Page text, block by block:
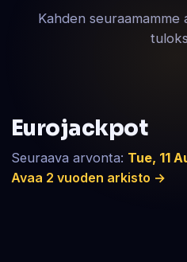
Kahden
Eurojackpot
Seuraava arvonta: Tue, 11
Avaa 2 vuoden arkisto →